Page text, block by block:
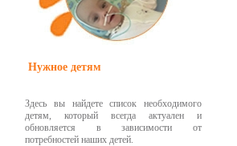
Нужное детям
Здесь вы найдете список необходимого
детям, который всегда актуален и
обновляется в зависимости от
потребностей наших детей.